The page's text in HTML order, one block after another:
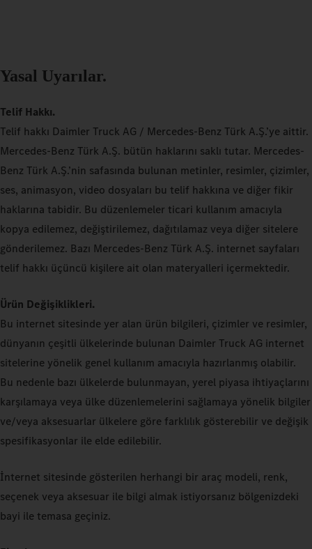
Yasal Uyarılar.
Telif Hakkı.
Telif hakkı Daimler Truck AG / Mercedes-Benz Türk A.Ş.’ye aittir.
Mercedes-Benz Türk A.Ş. bütün haklarını saklı tutar. Mercedes-
Benz Türk A.Ş.’nin safasında bulunan metinler, resimler, çizimler,
ses, animasyon, video dosyaları bu telif hakkına ve diğer fikir
haklarına tabidir. Bu düzenlemeler ticari kullanım amacıyla
kopya edilemez, değiştirilemez, dağıtılamaz veya diğer sitelere
gönderilemez. Bazı Mercedes-Benz Türk A.Ş. internet sayfaları
telif hakkı üçüncü kişilere ait olan materyalleri içermektedir.
Ürün Değişiklikleri.
Bu internet sitesinde yer alan ürün bilgileri, çizimler ve resimler,
dünyanın çeşitli ülkelerinde bulunan Daimler Truck AG internet
sitelerine yönelik genel kullanım amacıyla hazırlanmış olabilir.
Bu nedenle bazı ülkelerde bulunmayan, yerel piyasa ihtiyaçlarını
karşılamaya veya ülke düzenlemelerini sağlamaya yönelik bilgiler
ve/veya aksesuarlar ülkelere göre farklılık gösterebilir ve değişik
spesifikasyonlar ile elde edilebilir.
İnternet sitesinde gösterilen herhangi bir araç modeli, renk,
seçenek veya aksesuar ile bilgi almak istiyorsanız bölgenizdeki
bayi ile temasa geçiniz.